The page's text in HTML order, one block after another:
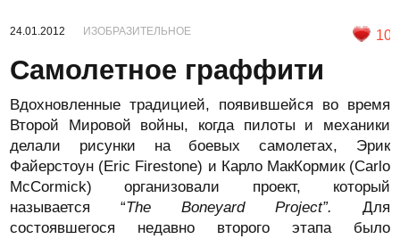
24.01.2012 ИЗОБРАЗИТЕЛЬНОЕ 10
Самолетное граффити
Вдохновленные традицией, появившейся во время
Второй Мировой войны, когда пилоты и механики
делали рисунки на боевых самолетах, Эрик
Файерстоун (Eric Firestone) и Карло МакКормик (Carlo
McCormick) организовали проект, который
называется “The Boneyard Project”. Для
состоявшегося недавно второго этапа было